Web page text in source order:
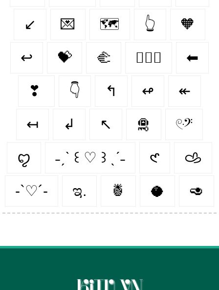
↙ 💌 🗺️ 👆 🧡
↩ 💝 🫲 👩‍❤️‍👩 ⬅
❣ 👇 ↰ ↫ ↞
↤ ↲ ↖ 🛅 𓏲ּ𝄢
ꨄ︎ ˗ˏˋ ꒰ ♡ ꒱ ˎˊ˗ 𑣲 𐚁
-`♡´- ಇ. 🍍 🥥 🥑